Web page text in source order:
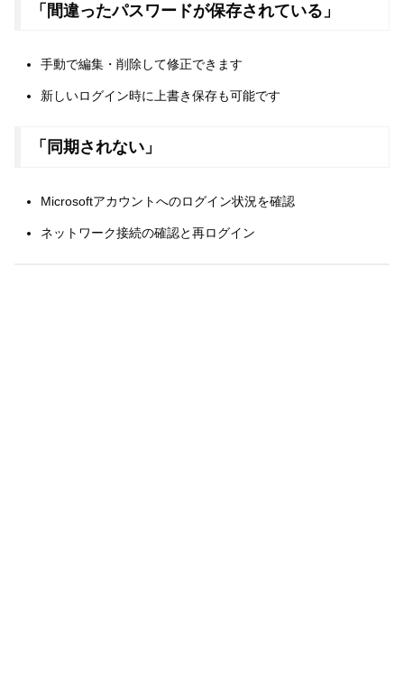
「間違ったパスワードが保存されている」
手動で編集・削除して修正できます
新しいログイン時に上書き保存も可能です
「同期されない」
Microsoftアカウントへのログイン状況を確認
ネットワーク接続の確認と再ログイン